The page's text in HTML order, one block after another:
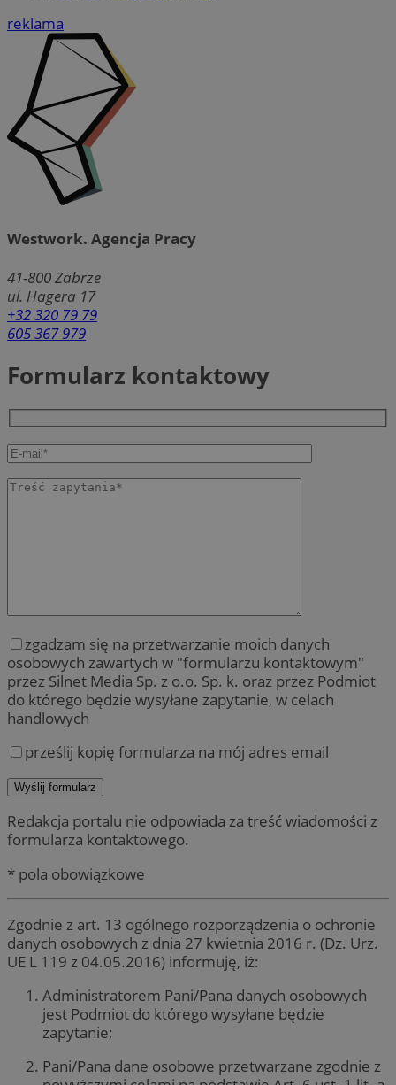
reklama
Westwork. Agencja Pracy
41-800Zabrze
ul. Hagera 17
+32 320 79 79
605 367 979
Formularz kontaktowy
zgadzam się na przetwarzanie moich danych
osobowych zawartych w "formularzu kontaktowym"
przez Silnet Media Sp. z o.o. Sp. k. oraz przez Podmiot
do którego będzie wysyłane zapytanie, w celach
handlowych
prześlij kopię formularza na mój adres email
Redakcja portalu nie odpowiada za treść wiadomości z
formularza kontaktowego.
* pola obowiązkowe
Zgodnie z art. 13 ogólnego rozporządzenia o ochronie
danych osobowych z dnia 27 kwietnia 2016 r. (Dz. Urz.
UE L 119 z 04.05.2016) informuję, iż:
Administratorem Pani/Pana danych osobowych
jest Podmiot do którego wysyłane będzie
zapytanie;
Pani/Pana dane osobowe przetwarzane zgodnie z